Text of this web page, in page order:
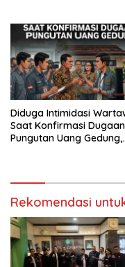
Diduga Intimidasi
Saat Konfirmasi Dugaan
Pungutan Uang Gedung,
Rekomendasi